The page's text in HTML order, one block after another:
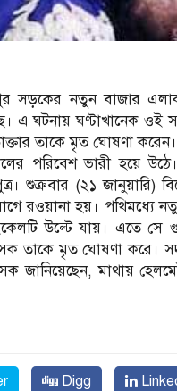
সড়কের নতুন বাজার
এ ঘটনায় ঘণ্টাখানেক ওই
তাকে মৃত ঘোষণা
পরিবেশ ভারী হয়ে
শুক্রবার (২১
হয়। পথিমধ্যে নতুন
উল্টে যায়। এতে
তাকে মৃত ঘোষণা করে।
জানিয়েছেন, মাথায়
Digg